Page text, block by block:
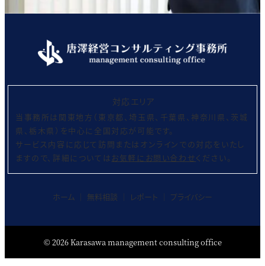
対応エリア
当事務所は関東地方（東京都、埼玉県、千葉県、神奈川県、茨城
県、栃木県）を中心に全国対応が可能です。
サービス内容に応じて訪問またはオンラインでの対応をいたし
ますので、詳細については お気軽にお問い合わせください。
ホーム│ 無料相談 レポート プライバシー
©2026Karasawa management consulting office